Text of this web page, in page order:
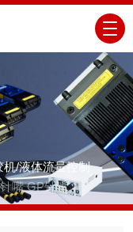
机/液体流量控制
嘴 GP针嘴